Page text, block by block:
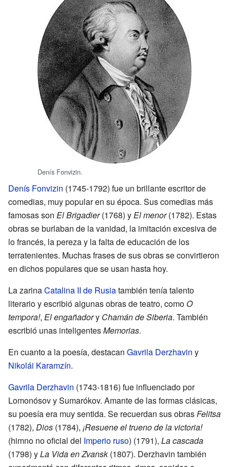
Denís Fonvizin.
Denís Fonvizin (1745-1792) fue un brillante escritor de
comedias, muy popular en su época. Sus comedias más
famosas son El Brigadier(1768) y El menor(1782). Estas
obras se burlaban de la vanidad, la imitación excesiva de
lo francés, la pereza y la falta de educación de los
terratenientes. Muchas frases de sus obras se convirtieron
en dichos populares que se usan hasta hoy.
La zarinaCatalina II de Rusiatambién tenía talento
literario y escribió algunas obras de teatro, como O
tempora!, El engañadory Chamán de Siberia. También
escribió unas inteligentesMemorias.
En cuanto a la poesía, destacan Gavrila Derzhavin y
Nikolái Karamzín.
Gavrila Derzhavin (1743-1816) fue influenciado por
Lomonósov y Sumarókov. Amante de las formas clásicas,
su poesía era muy sentida. Se recuerdan sus obras Felitsa
(1782), Dios (1784), ¡Resuene el trueno de la victoria!
(himno no oficial del Imperio ruso) (1791), La cascada
(1798) yLa Vida en Zvansk(1807). Derzhavin también